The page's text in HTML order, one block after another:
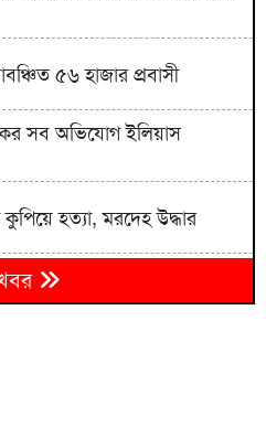
৫৬ হাজার প্রবাসী
সব অভিযোগ ইলিয়াস
কুপিয়ে হত্যা, মরদেহ উদ্ধার
দুর্ঘটনায় ১৫৭১২ মৃত্যু